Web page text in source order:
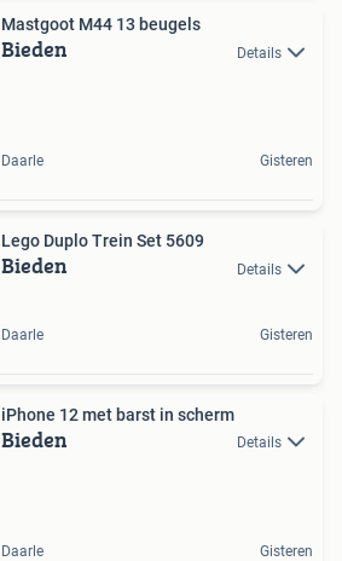
Mastgoot M44 13 beugels
Bieden Details
Daarle Gisteren
Lego Duplo Trein Set 5609
Bieden Details
Daarle Gisteren
iPhone 12 met barst in scherm
Bieden Details
Daarle Gisteren